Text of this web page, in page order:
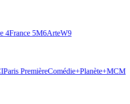
4France 5M6ArteW9
Paris PremièreComédie+Planète+MCM